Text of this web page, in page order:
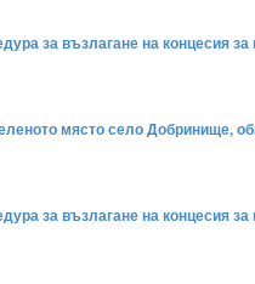
за възлагане на концесия
място село Добринище,
за възлагане на концесия